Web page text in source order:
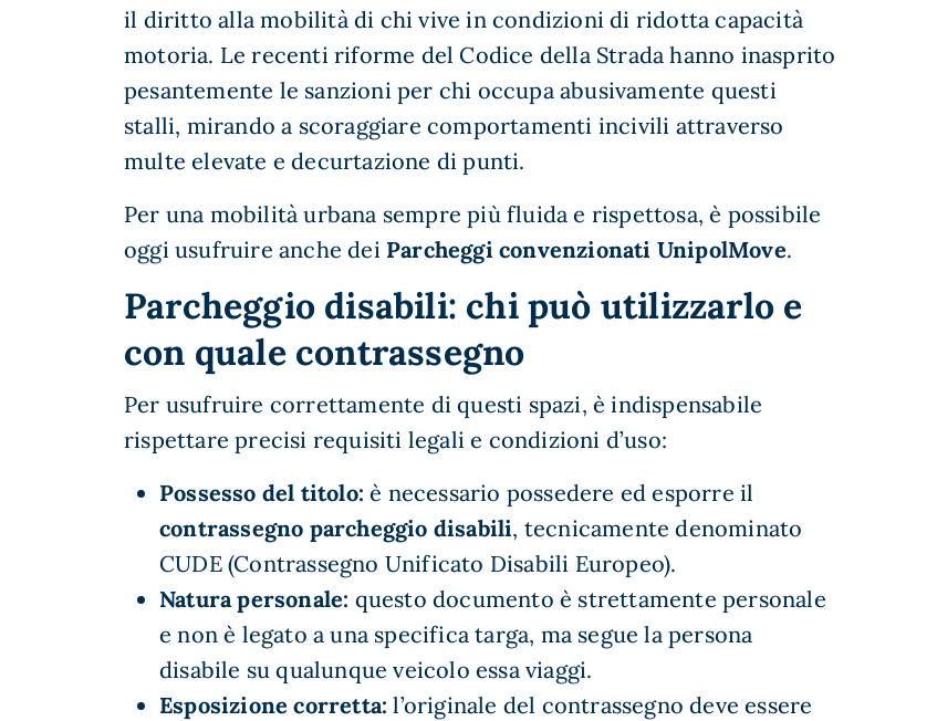
il diritto alla mobilità di chi vive in condizioni di ridotta capacità
motoria. Le recenti riforme del Codice della Strada hanno inasprito
pesantemente le sanzioni per chi occupa abusivamente questi
stalli, mirando a scoraggiare comportamenti incivili attraverso
multe elevate e decurtazione di punti.
Per una mobilità urbana sempre più fluida e rispettosa, è possibile
oggi usufruire anche dei Parcheggi convenzionati UnipolMove.
Parcheggio disabili: chi può utilizzarlo e
con quale contrassegno
Per usufruire correttamente di questi spazi, è indispensabile
rispettare precisi requisiti legali e condizioni d’uso:
Possesso del titolo: è necessario possedere ed esporre il
contrassegno parcheggio disabili, tecnicamente denominato
CUDE (Contrassegno Unificato Disabili Europeo).
Natura personale: questo documento è strettamente personale
e non è legato a una specifica targa, ma segue la persona
disabile su qualunque veicolo essa viaggi.
Esposizione corretta: l’originale del contrassegno deve essere